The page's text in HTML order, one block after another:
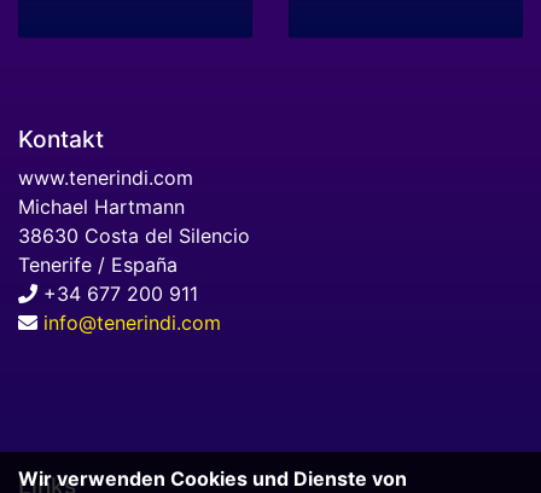
Kontakt
www.tenerindi.com
Michael Hartmann
38630 Costa del Silencio
Tenerife / España
+34 677 200 911
info@tenerindi.com
Links
Wir verwenden Cookies und Dienste von